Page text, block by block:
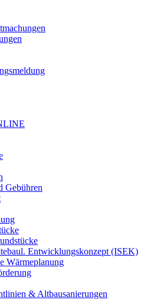
Gebühren
Entwicklungskonzept (ISEK)
Wärmeplanung
& Altbausanierungen